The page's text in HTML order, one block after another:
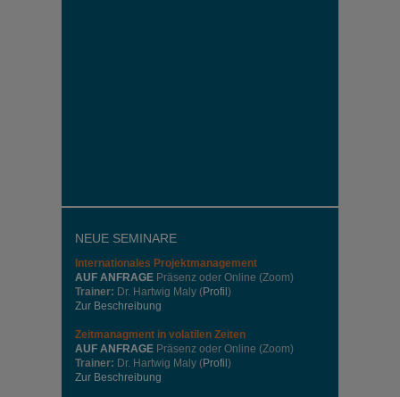
NEUE SEMINARE
Internationales Projektmanagement
AUF ANFRAGE Präsenz oder Online (Zoom)
Trainer: Dr. Hartwig Maly (Profil )
Zur Beschreibung
Zeitmanagment in volatilen Zeiten
AUF ANFRAGE Präsenz oder Online (Zoom)
Trainer: Dr. Hartwig Maly (Profil )
Zur Beschreibung